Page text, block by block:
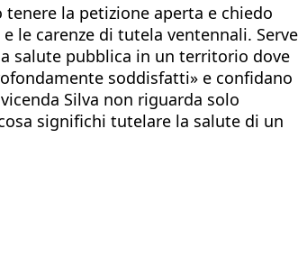
tenere la petizione aperta e chiedo
le carenze di tutela ventennali. Serve
salute pubblica in un territorio dove
soddisfatti» e confidano
Silva non riguarda solo
significhi tutelare la salute di un